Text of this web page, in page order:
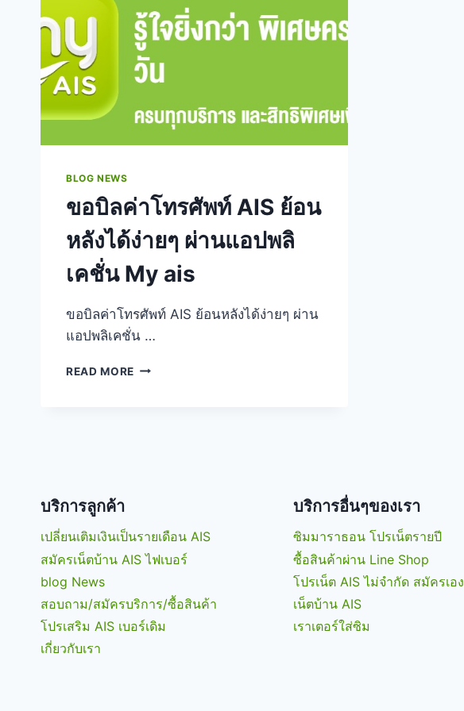
BLOG NEWS
ขอบิลค่าโทรศัพท์ AIS ย้อน
หลังได้ง่ายๆ ผ่านแอปพลิ
เคชั่น My ais
ขอบิลค่าโทรศัพท์ AIS ย้อนหลังได้ง่ายๆ ผ่าน
แอปพลิเคชั่น …
READ MORE ขอ
แอป
พลิ
เคชั่น
AIS
บริการลูกค้า
เปลี่ยนเติมเงินเป็นรายเดือน AIS
สมัครเน็ตบ้าน AIS ไฟเบอร์
blog News
สอบถาม/สมัครบริการ/ซื้อสินค้า
โปรเสริม AIS เบอร์เดิม
เกี่ยวกับเรา
บริการอื่นๆของเรา
ซิมมาราธอน โปรเน็ตรายปี
ซื้อสินค้าผ่าน Line Shop
โปรเน็ต AIS ไม่จำกัด สมัครเอง
เน็ตบ้าน AIS
เราเตอร์ใส่ซิม